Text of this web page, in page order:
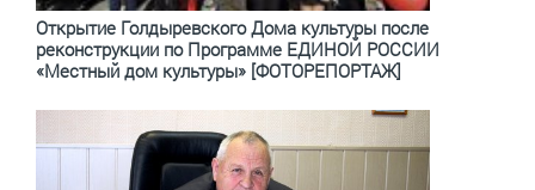
Открытие Голдыревского Дома культуры после
реконструкции по Программе ЕДИНОЙ РОССИИ
«Местный дом культуры» [ФОТОРЕПОРТАЖ]